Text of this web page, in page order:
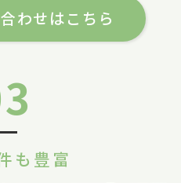
わせはこちら
も豊富